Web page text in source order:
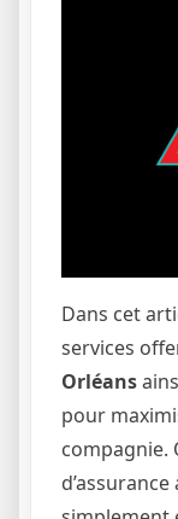
Dans cet
services
Orléans
pour
compagnie.